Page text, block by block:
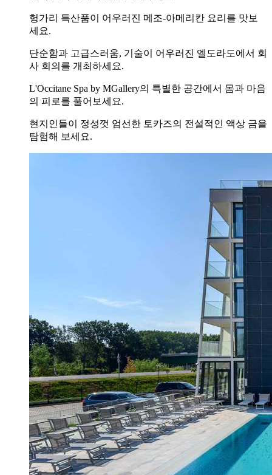
헝가리 특산품이 어우러진 메조-아메리칸 요리를 맛보
세요.
단순함과 고급스러움, 기술이 어우러진 엘도라도에서 회
사 회의를 개최하세요.
L'Occitane Spa by MGallery의 특별한 공간에서 몸과 마음
의 피로를 풀어보세요.
현지인들이 정성껏 엄선한 토카즈의 전설적인 액상 금을
탐험해 보세요.